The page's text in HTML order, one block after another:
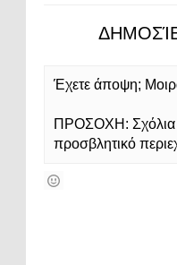
Έχετε άποψη;
ΠΡΟΣΟΧΗ: Σχόλια
προσβλητικό